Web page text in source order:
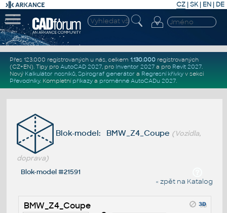
CZ | SK| EN | DE
Přes 123.000 registrovaných u nás, celkem 1.130.000registrovaných
(CZ+EN). Tipy pro AutoCAD 2027, pro Inventor 2027a pro Revit 2027.
Nový Kalkulátor nosníků, Spirograf generátor a Regresní křivkyv sekci
Převodníky. Kompletní příkazya proměnné AutoCADu 2027.
Blok-model: BMW_Z4_Coupe (Vozidla,
doprava)
Blok-model #21591
« zpět na Katalog
BMW_Z4_Coupe